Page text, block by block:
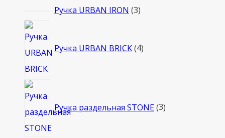
Ручка URBAN IRON 33
Ручка URBAN BRICK 4товара
Ручка раздельная STONE 3товара